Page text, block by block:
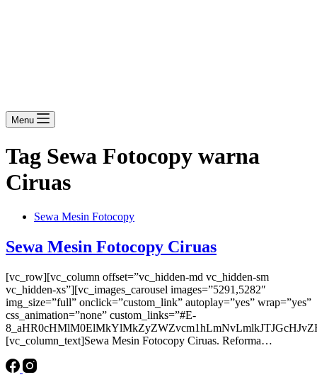
Menu
Tag Sewa Fotocopy warna
Ciruas
Sewa Mesin Fotocopy
Sewa Mesin Fotocopy Ciruas
[vc_row][vc_column offset=”vc_hidden-md vc_hidden-sm
vc_hidden-xs”][vc_images_carousel images=”5291,5282″
img_size=”full” onclick=”custom_link” autoplay=”yes” wrap=”yes”
css_animation=”none” custom_links=”#E-
[vc_column_text]Sewa Mesin Fotocopy Ciruas. Reforma…